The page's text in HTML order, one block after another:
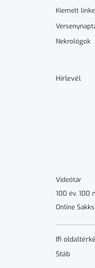
Kiemelt
Nekrológok
Hírlevél
Videótár
100 év, 100
Online
Ifi
Stáb